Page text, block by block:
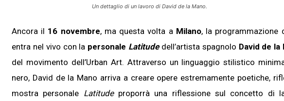
Un dettaglio di un lavoro di David de la Mano.
Ancora il 16 novembre, ma questa volta a Milano, la programmazione
entra nel vivo con la personale Latitude dell’artista spagnolo David de
del movimento dell’Urban Art. Attraverso un linguaggio stilistico
nero, David de la Mano arriva a creare opere estremamente poetiche,
mostra personale Latitudeproporrà una riflessione sul concetto di